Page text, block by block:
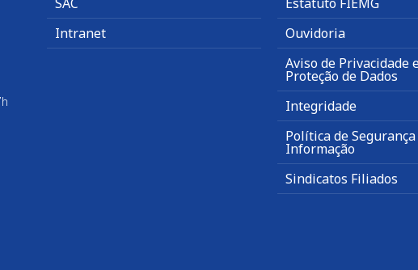
Intranet
Ouvidoria
Aviso de Privacidade
Proteção de Dados
Integridade
Política de
Informação
Sindicatos Filiados